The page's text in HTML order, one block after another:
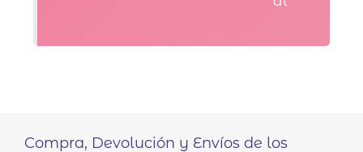
Compra, Devolución y Envíos de los